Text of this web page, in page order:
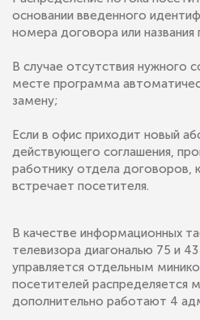
основании введенного
номера договора или названия
В случае отсутствия нужного
месте программа
замену;
Если в офис приходит новый
действующего соглашения,
работнику отдела договоров,
встречает посетителя.
В качестве информационных
телевизора диагональю 75 и
управляется отдельным
посетителей распределяется
дополнительно работают 4